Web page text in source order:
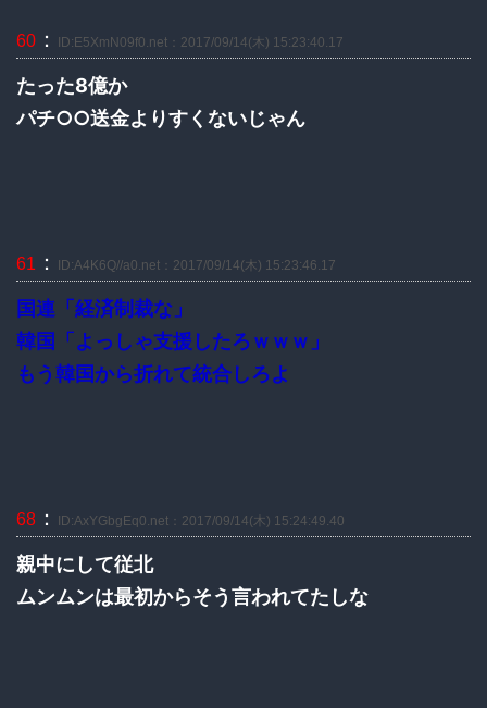
60 ： ID:E5XmN09f0.net：2017/09/14(木) 15:23:40.17
たった8億か
パチ○○送金よりすくないじゃん
61 ： ID:A4K6Q//a0.net：2017/09/14(木) 15:23:46.17
国連「経済制裁な」
韓国「よっしゃ支援したろｗｗｗ」
もう韓国から折れて統合しろよ
68 ： ID:AxYGbgEq0.net：2017/09/14(木) 15:24:49.40
親中にして従北
ムンムンは最初からそう言われてたしな